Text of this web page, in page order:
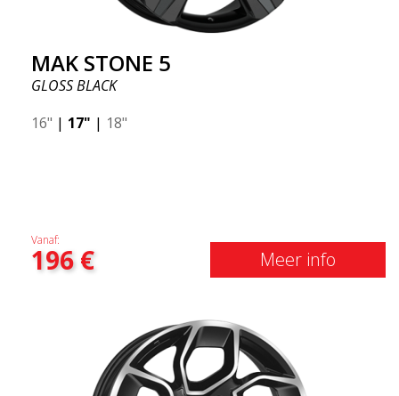
MAK STONE 5
GLOSS BLACK
16" | 17" | 18"
Vanaf:
196€ Meer info